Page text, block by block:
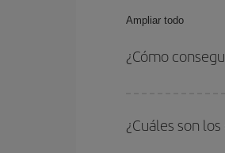
Ampliar todo
¿Cómo
fechas y horarios de
¿Cuáles son